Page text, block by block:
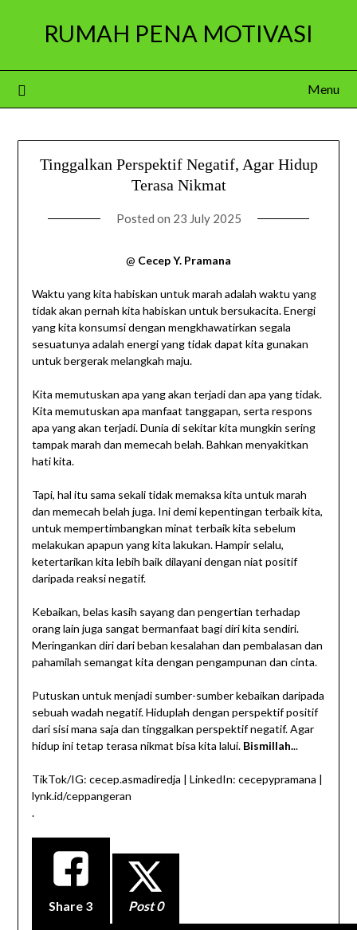
RUMAH PENA MOTIVASI
Menu
Tinggalkan Perspektif Negatif, Agar Hidup
Terasa Nikmat
Posted on 23 July 2025
@ Cecep Y. Pramana
Waktu yang kita habiskan untuk marah adalah waktu yang
tidak akan pernah kita habiskan untuk bersukacita. Energi
yang kita konsumsi dengan mengkhawatirkan segala
sesuatunya adalah energi yang tidak dapat kita gunakan
untuk bergerak melangkah maju.
Kita memutuskan apa yang akan terjadi dan apa yang tidak.
Kita memutuskan apa manfaat tanggapan, serta respons
apa yang akan terjadi. Dunia di sekitar kita mungkin sering
tampak marah dan memecah belah. Bahkan menyakitkan
hati kita.
Tapi, hal itu sama sekali tidak memaksa kita untuk marah
dan memecah belah juga. Ini demi kepentingan terbaik kita,
untuk mempertimbangkan minat terbaik kita sebelum
melakukan apapun yang kita lakukan. Hampir selalu,
ketertarikan kita lebih baik dilayani dengan niat positif
daripada reaksi negatif.
Kebaikan, belas kasih sayang dan pengertian terhadap
orang lain juga sangat bermanfaat bagi diri kita sendiri.
Meringankan diri dari beban kesalahan dan pembalasan dan
pahamilah semangat kita dengan pengampunan dan cinta.
Putuskan untuk menjadi sumber-sumber kebaikan daripada
sebuah wadah negatif. Hiduplah dengan perspektif positif
dari sisi mana saja dan tinggalkan perspektif negatif. Agar
hidup ini tetap terasa nikmat bisa kita lalui. Bismillah...
TikTok/IG: cecep.asmadiredja | LinkedIn: cecepypramana |
lynk.id/ceppangeran
.
Share 3 Post 0